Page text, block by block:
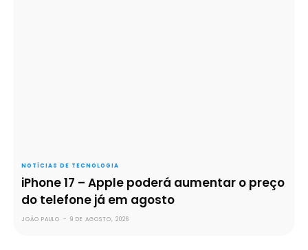
NOTÍCIAS DE TECNOLOGIA
iPhone 17 – Apple poderá aumentar o preço
do telefone já em agosto
JOÃO PAULO - 9 DE AGOSTO, 2026